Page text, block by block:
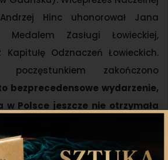
Hinc uhonorował Jana
Medalem Zasługi Łowieckiej,
Odznaczeń Łowieckich.
poczęstunkiem zakończono
bezprecedensowe wydarzenie,
w Polsce jeszcze nie otrzymała
liczne delegacje myśliwych,